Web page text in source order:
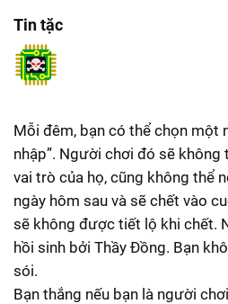
Tin tặc
Mỗi đêm, bạn có thể chọn một
nhập”. Người chơi đó sẽ không
vai trò của họ, cũng không thể
ngày hôm sau và sẽ chết vào
sẽ không được tiết lộ khi chết.
hồi sinh bởi Thầy Đồng. Bạn
sói.
Bạn thắng nếu bạn là người